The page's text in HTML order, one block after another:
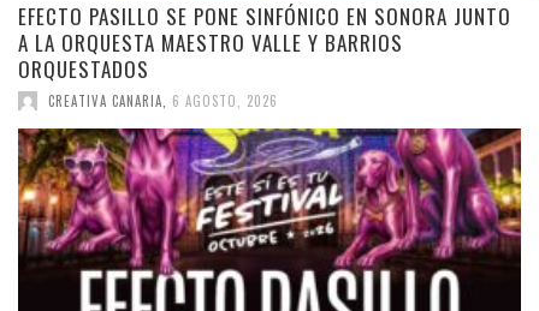
EFECTO PASILLO SE PONE SINFÓNICO EN SONORA JUNTO
A LA ORQUESTA MAESTRO VALLE Y BARRIOS
ORQUESTADOS
CREATIVA CANARIA 6 AGOSTO, 2026